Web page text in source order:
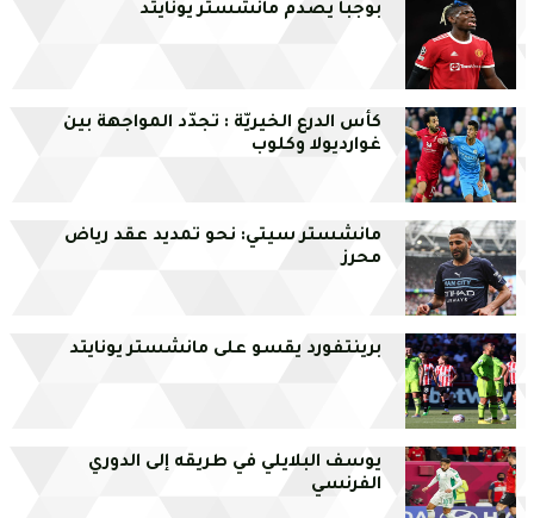
بوجبا يصدم مانشستر يونايتد
كأس الدرع الخيريّة : تجدّد المواجهة بين
غوارديولا وكلوب
مانشستر سيتي: نحو تمديد عقد رياض
محرز
برينتفورد يقسو على مانشستر يونايتد
يوسف البلايلي في طريقه إلى الدوري
الفرنسي